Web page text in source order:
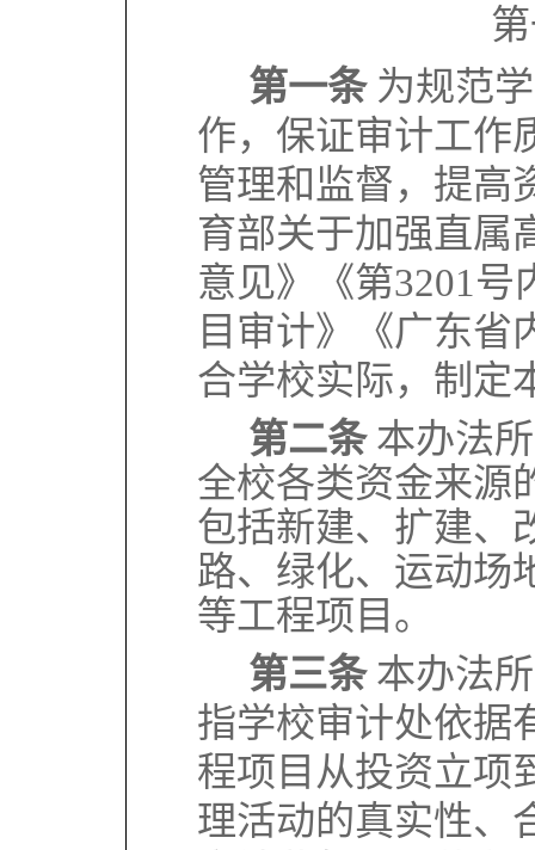
第一条为规范
作，保证审计工作
管理和监督，提高
育部关于加强直属
意见》《第3201
目审计》《广东省
合学校实际，制定
第二条本办法
全校各类资金来源
包括新建、扩建、
路、绿化、运动场
等工程项目。
第三条 本办法
指学校审计处依据
程项目从投资立项
理活动的真实性、